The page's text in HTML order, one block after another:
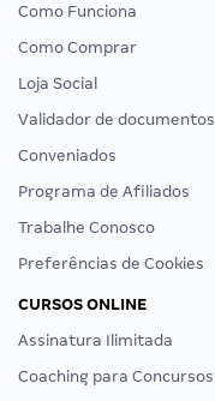
Como Funciona
Como Comprar
Loja Social
Validador de documentos
Conveniados
Programa de Afiliados
Trabalhe Conosco
Preferências de Cookies
CURSOS ONLINE
Assinatura Ilimitada
Coaching para Concursos